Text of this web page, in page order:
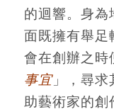
的迴響。身為
面既擁有舉足
會在創辦之時
事宜」，尋求
助藝術家的創